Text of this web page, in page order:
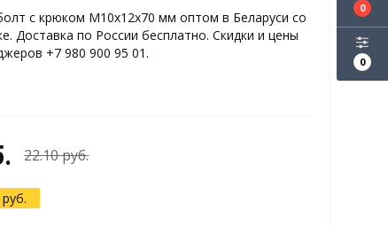
0
0
с крюком М10х12х70 мм оптом в Беларуси со
Доставка по России бесплатно. Скидки и цены
+7 980 900 95 01.
22.10 руб.